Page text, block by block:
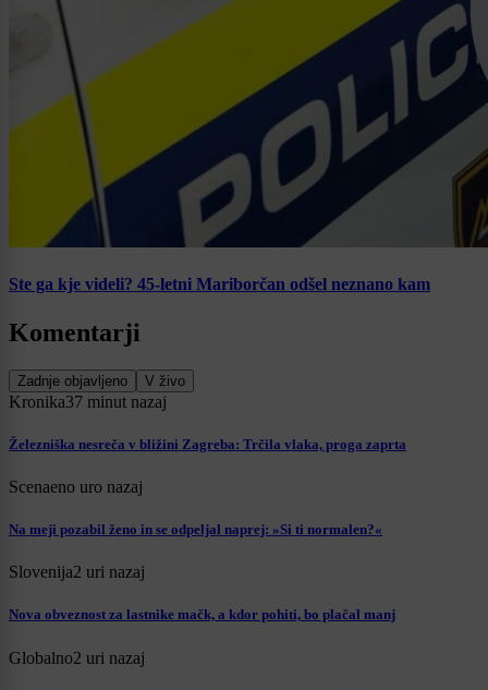
Ste ga kje videli? 45-letni Mariborčan odšel neznano kam
Komentarji
Zadnje objavljeno V živo
Kronika37 minut nazaj
Železniška nesreča v bližini Zagreba: Trčila vlaka, proga zaprta
Scenaeno uro nazaj
Na meji pozabil ženo in se odpeljal naprej: »Si ti normalen?«
Slovenija2 uri nazaj
Nova obveznost za lastnike mačk, a kdor pohiti, bo plačal manj
Globalno2 uri nazaj